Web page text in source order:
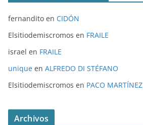
fernandito en CIDÓN
Elsitiodemiscromos en FRAILE
israel en FRAILE
unique en ALFREDO DI STÉFANO
Elsitiodemiscromos en PACO MARTÍNEZ
Archivos